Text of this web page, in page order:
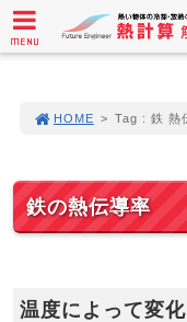
HOME > Tag : 鉄 熱
鉄の熱伝導率
温度によって変
MENU